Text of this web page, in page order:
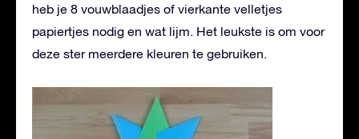
heb je 8 vouwblaadjes of vierkante velletjes
papiertjes nodig en wat lijm. Het leukste is om voor
deze ster meerdere kleuren te gebruiken.